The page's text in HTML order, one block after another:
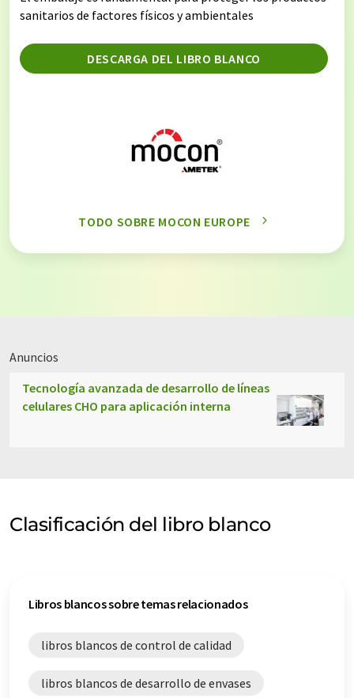
sanitarios de factores físicos y ambientales
DESCARGA DEL LIBRO BLANCO
TODO SOBRE MOCON EUROPE
Anuncios
Tecnología avanzada de desarrollo de líneas
celulares CHO para aplicación interna
Clasificación del libro blanco
Libros blancos sobre temas relacionados
libros blancos de control de calidad
libros blancos de desarrollo de envases